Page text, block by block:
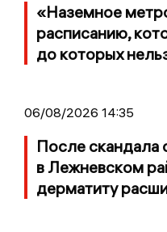
«Наземное
расписанию,
до которых
06/08/2026 14:35
После скандала
в Лежневском
дерматиту